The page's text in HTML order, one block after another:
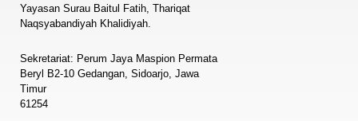
Yayasan Surau Baitul Fatih, Thariqat
Naqsyabandiyah Khalidiyah.
Sekretariat: Perum Jaya Maspion Permata
Beryl B2-10 Gedangan, Sidoarjo, Jawa
Timur
61254